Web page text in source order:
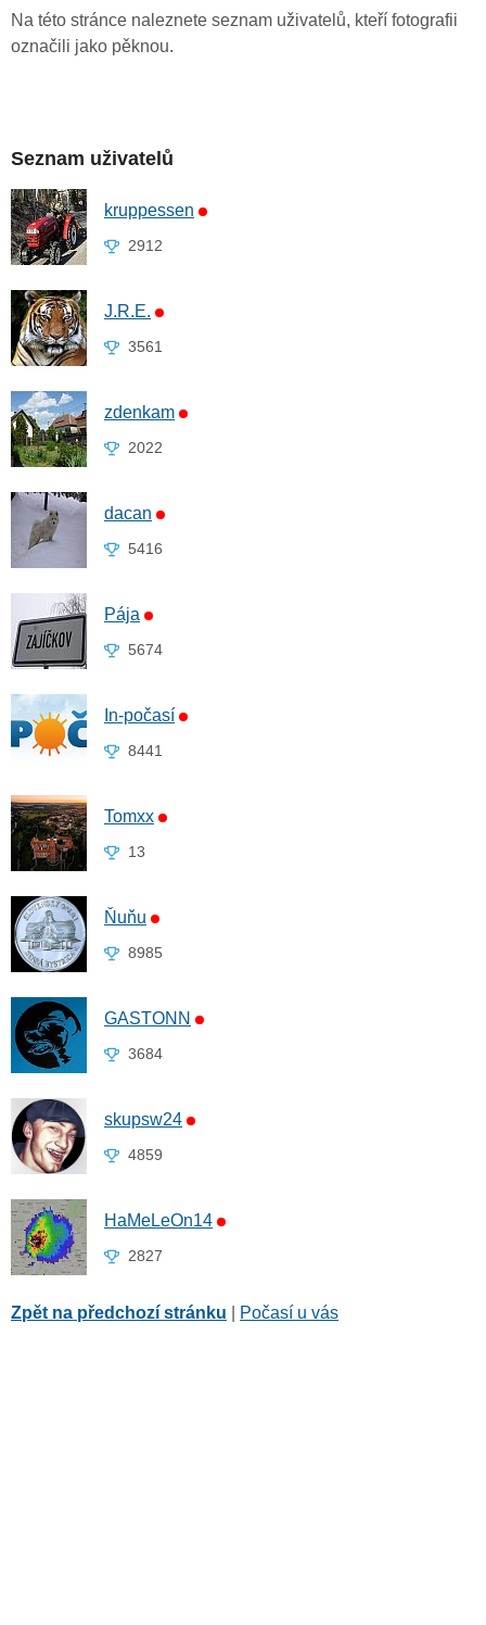
Na této stránce naleznete seznam uživatelů, kteří fotografii
označili jako pěknou.
Seznam uživatelů
kruppessen
2912
J.R.E.
3561
zdenkam
2022
dacan
5416
Pája
5674
In-počasí
8441
Tomxx
13
Ňuňu
8985
GASTONN
3684
skupsw24
4859
HaMeLeOn14
2827
Zpět na předchozí stránku Počasí u vás